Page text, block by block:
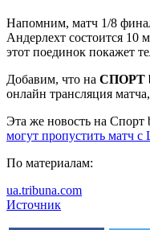
Напомним, матч 1/8
Андерлехт состоится 10
этот поединок покажет
Добавим, что на СПОРТ
онлайн трансляция
Эта же новость на Спорт
могут пропустить матч
По материалам:
ua.tribuna.com
Источник